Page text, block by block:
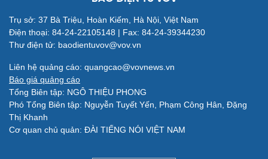
Phòng mạch online
Ăn sạch sống khỏe
Đời sống
Nhà đẹp
Tình yêu - Gia đình
Blog
Sân khấu - Điện ảnh
Văn học
Âm nhạc
Di sản
Trụ sở: 37 Bà Triệu, Hoàn Kiếm, Hà Nội, Việt Nam
Điện thoại: 84-24-22105148 | Fax: 84-24-39344230
Thư điện tử: baodientuvov@vov.vn
Liên hệ quảng cáo: quangcao@vovnews.vn
Báo giá quảng cáo
Tổng Biên tập: NGÔ THIỆU PHONG
Phó Tổng Biên tập: Nguyễn Tuyết Yến, Phạm Công Hân, Đặng
Thị Khanh
Cơ quan chủ quản: ĐÀI TIẾNG NÓI VIỆT NAM